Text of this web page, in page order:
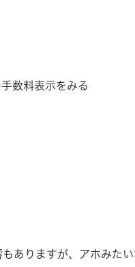
数料表示をみる
ありますが、アホみた